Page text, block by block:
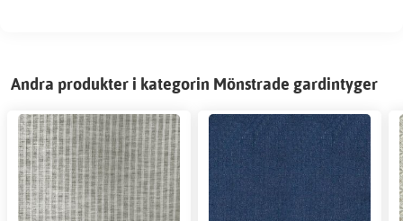
Andra produkter i kategorin Mönstrade gardintyger